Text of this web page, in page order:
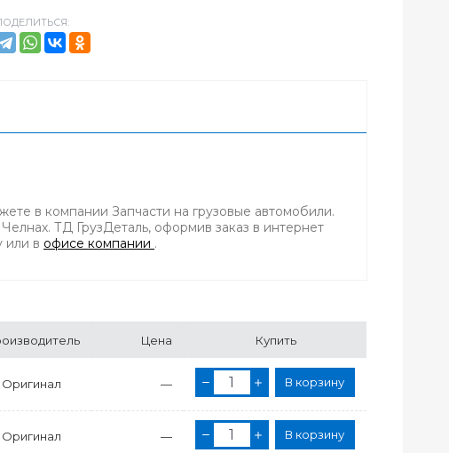
в компании Запчасти на грузовые автомобили.
ТД ГрузДеталь, оформив заказ в интернет
или в офисе компании .
Цена Купить
Оригинал — В корзину
Оригинал — В корзину